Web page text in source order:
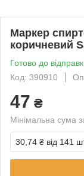
Маркер
коричневий
Готово до
Код: 390910
47 ₴
Мінімальна сума
30,74 ₴ від 141